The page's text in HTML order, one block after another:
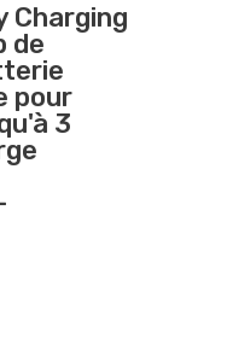
Charging
de
pour
3